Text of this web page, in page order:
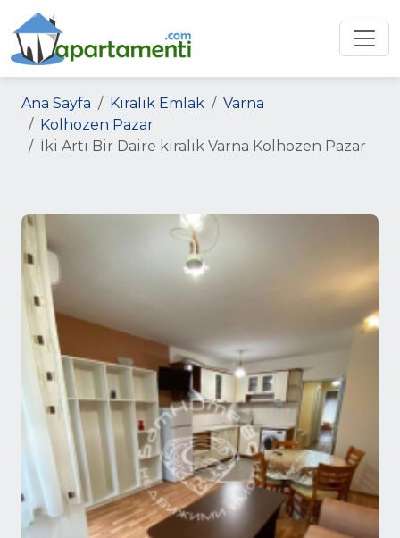
Ana Sayfa Kiralık Emlak
Varna
Kolhozen Pazar
İki Artı Bir Daire kiralık Varna Kolhozen Pazar